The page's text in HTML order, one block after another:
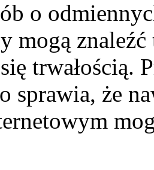
o
mogą
trwałością.
sprawia, że